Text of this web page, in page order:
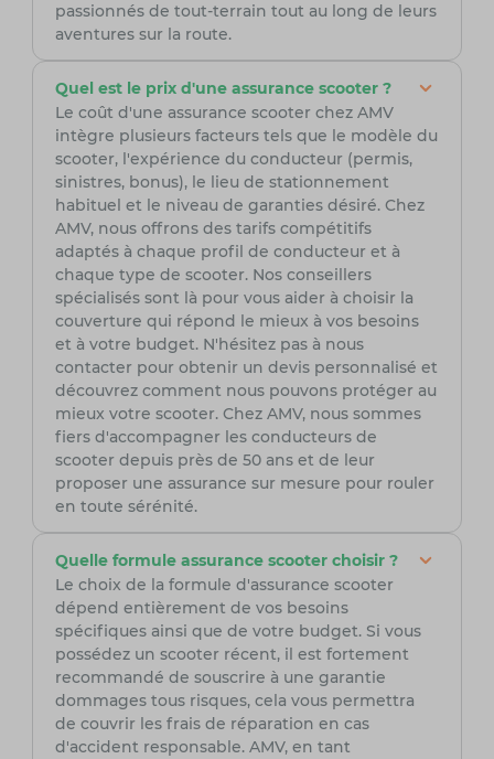
passionnés de tout-terrain tout au long de leurs
aventures sur la route.
Quel est le prix d'une assurance scooter ?
Le coût d'une assurance scooter chez AMV
intègre plusieurs facteurs tels que le modèle du
scooter, l'expérience du conducteur (permis,
sinistres, bonus), le lieu de stationnement
habituel et le niveau de garanties désiré. Chez
AMV, nous offrons des tarifs compétitifs
adaptés à chaque profil de conducteur et à
chaque type de scooter. Nos conseillers
spécialisés sont là pour vous aider à choisir la
couverture qui répond le mieux à vos besoins
et à votre budget. N'hésitez pas à nous
contacter pour obtenir un devis personnalisé et
découvrez comment nous pouvons protéger au
mieux votre scooter. Chez AMV, nous sommes
fiers d'accompagner les conducteurs de
scooter depuis près de 50 ans et de leur
proposer une assurance sur mesure pour rouler
en toute sérénité.
Quelle formule assurance scooter choisir ?
Le choix de la formule d'assurance scooter
dépend entièrement de vos besoins
spécifiques ainsi que de votre budget. Si vous
possédez un scooter récent, il est fortement
recommandé de souscrire à une garantie
dommages tous risques, cela vous permettra
de couvrir les frais de réparation en cas
d'accident responsable. AMV, en tant